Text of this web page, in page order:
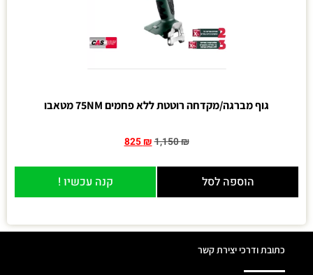
גוף מברגה/מקדחה רוטטת ללא פחמים 75NM מטאבו
1,150₪
825₪
הוספה לסל קנה עכשיו !
כתובת ודרכי יצירת קשר